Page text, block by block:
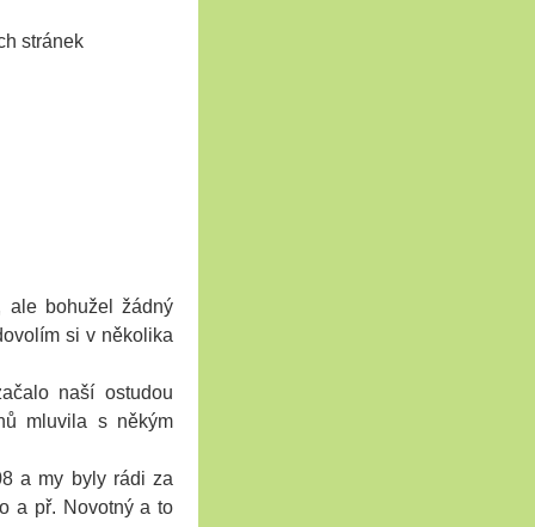
stránek
ale bohužel žádný
si v několika
naší ostudou
mluvila s někým
a my byly rádi za
a př. Novotný a to